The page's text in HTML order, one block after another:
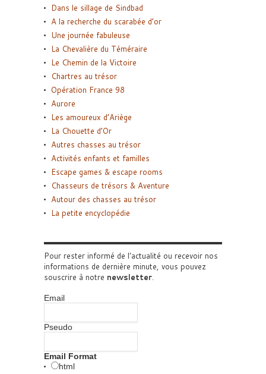
Dans le sillage de Sindbad
A la recherche du scarabée d’or
Une journée fabuleuse
La Chevalière du Téméraire
Le Chemin de la Victoire
Chartres au trésor
Opération France 98
Aurore
Les amoureux d’Ariège
La Chouette d’Or
Autres chasses au trésor
Activités enfants et familles
Escape games & escape rooms
Chasseurs de trésors & Aventure
Autour des chasses au trésor
La petite encyclopédie
Pour rester informé de l'actualité ou recevoir nos
informations de dernière minute, vous pouvez
souscrire à notre newsletter.
Email
Pseudo
Email Format
html